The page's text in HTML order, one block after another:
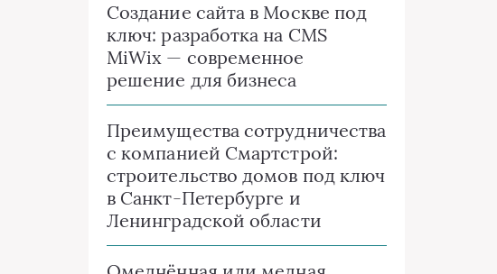
Создание сайта в Москве под
ключ: разработка на CMS
MiWix — современное
решение для бизнеса
Преимущества сотрудничества
с компанией Смартстрой:
строительство домов под ключ
в Санкт-Петербурге и
Ленинградской области